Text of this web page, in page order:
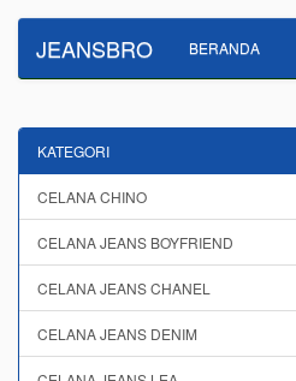
JEANSBRO BERANDA
KATEGORI
CELANA CHINO
CELANA JEANS BOYFRIEND
CELANA JEANS CHANEL
CELANA JEANS DENIM